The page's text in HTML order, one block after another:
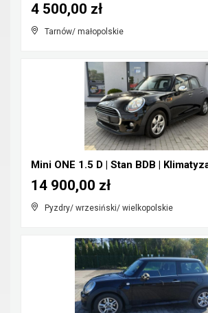
Tarnów/ małopolskie
4 500,00 zł
Pyzdry/ wrzesiński/ wielkopolskie
14 900,00 zł